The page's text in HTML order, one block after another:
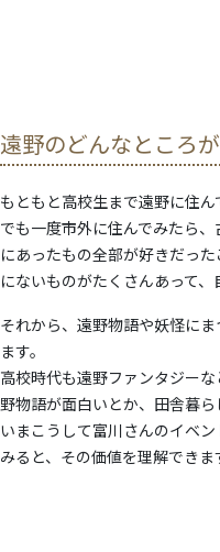
遠野のどんなところ
もともと高校生まで遠野に住ん
でも一度市外に住んでみたら
にあったもの全部が好きだっ
にないものがたくさんあって、
それから、遠野物語や妖怪に
ます。
高校時代も遠野ファンタジー
野物語が面白いとか、田舎暮
いまこうして富川さんのイベ
みると、その価値を理解できま